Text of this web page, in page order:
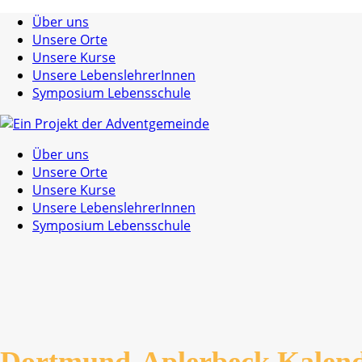
Über uns
Unsere Orte
Unsere Kurse
Unsere LebenslehrerInnen
Symposium Lebensschule
Über uns
Unsere Orte
Unsere Kurse
Unsere LebenslehrerInnen
Symposium Lebensschule